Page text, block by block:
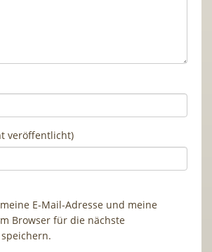
veröffentlicht)
E-Mail-Adresse und meine
Browser für die nächste